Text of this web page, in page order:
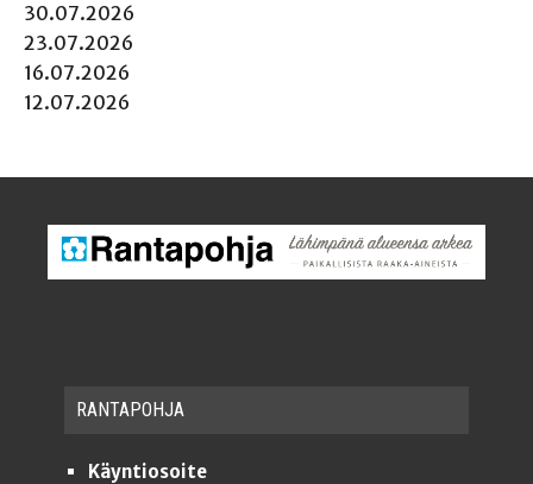
30.07.2026
23.07.2026
16.07.2026
12.07.2026
RAN­TA­POH­JA
Käyntiosoite